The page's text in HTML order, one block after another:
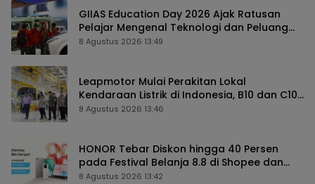
GIIAS Education Day 2026 Ajak Ratusan
Pelajar Mengenal Teknologi dan Peluang
Karier Industri Otomotif
8 Agustus 2026 13:49
Leapmotor Mulai Perakitan Lokal
Kendaraan Listrik di Indonesia, B10 dan C10
Jadi Model Perdana
8 Agustus 2026 13:46
HONOR Tebar Diskon hingga 40 Persen
pada Festival Belanja 8.8 di Shopee dan
TikTok Shop
8 Agustus 2026 13:42